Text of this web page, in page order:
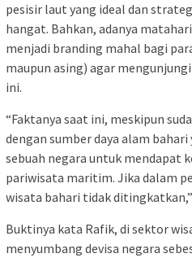
pesisir laut yang ideal dan
hangat. Bahkan, adanya
menjadi branding mahal bagi
maupun asing) agar
ini.
“Faktanya saat ini, meskipun
dengan sumber daya alam
sebuah negara untuk mendapat
pariwisata maritim. Jika dalam
wisata bahari tidak
Buktinya kata Rafik, di sektor
menyumbang devisa negara